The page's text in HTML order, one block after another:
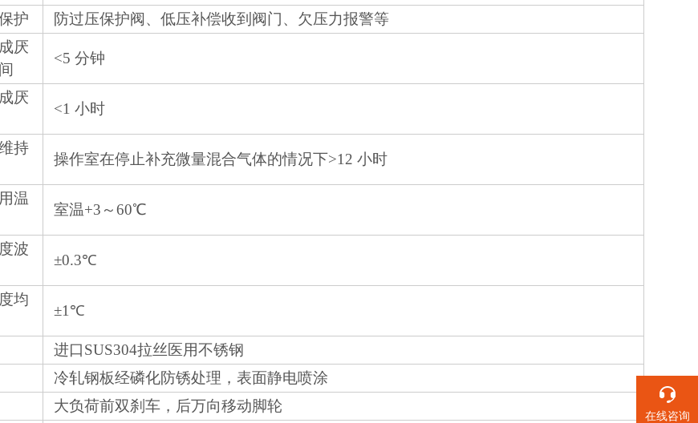
护
防过压保护阀、低压补偿收到阀门、欠压力报警等
厌
<5 分钟
厌
<1 小时
持
操作室在停止补充微量混合气体的情况下>12 小时
温
室温+3～60℃
波
±0.3℃
均
±1℃
进口SUS304拉丝医用不锈钢
冷轧钢板经磷化防锈处理，表面静电喷涂
大负荷前双刹车，后万向移动脚轮
在线咨询